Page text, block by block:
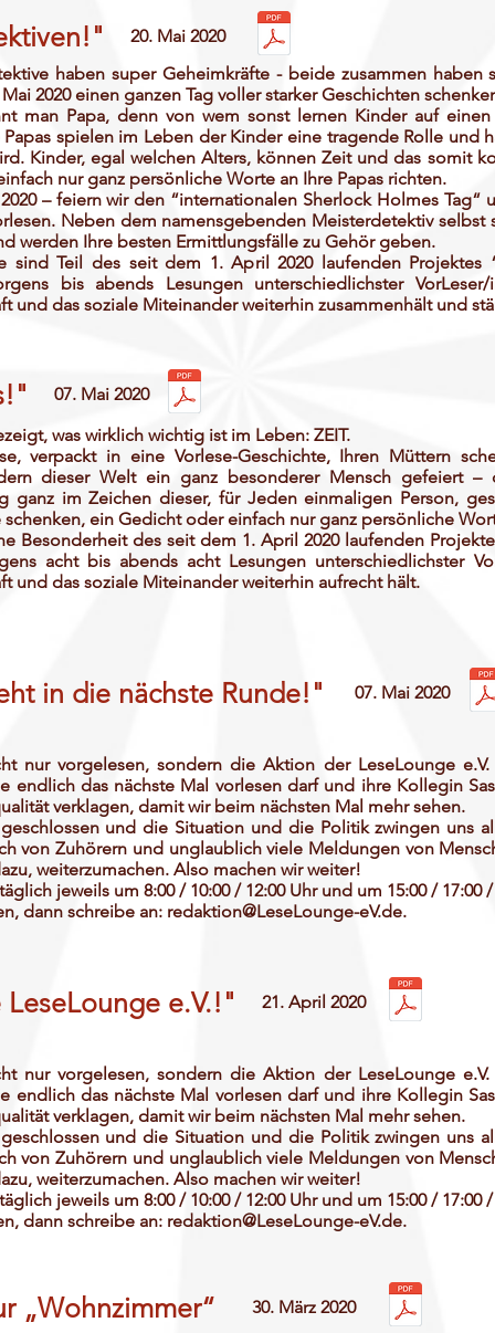
20. Mai 2020
haben super Geheimkräfte - beide zusammen haben
2020 einen ganzen Tag voller starker Geschichten
man Papa, denn von wem sonst lernen Kinder auf
spielen im Leben der Kinder eine tragende Rolle und
Kinder, egal welchen Alters, können Zeit und das somit
nur ganz persönliche Worte an Ihre Papas richten.
– feiern wir den “internationalen Sherlock Holmes Tag“
Neben dem namensgebenden Meisterdetektiv selbst
werden Ihre besten Ermittlungsfälle zu Gehör geben.
sind Teil des seit dem 1. April 2020 laufenden
bis abends Lesungen unterschiedlichster
und das soziale Miteinander weiterhin zusammenhält und
07. Mai 2020
was wirklich wichtig ist im Leben: ZEIT.
verpackt in eine Vorlese-Geschichte, Ihren Müttern
dieser Welt ein ganz besonderer Mensch gefeiert
ganz im Zeichen dieser, für Jeden einmaligen Person,
ein Gedicht oder einfach nur ganz persönliche
Besonderheit des seit dem 1. April 2020 laufenden
acht bis abends acht Lesungen unterschiedlichster
und das soziale Miteinander weiterhin aufrecht hält.
in die nächste Runde!" 07. Mai 2020
nur vorgelesen, sondern die Aktion der LeseLounge
endlich das nächste Mal vorlesen darf und ihre Kollegin
verklagen, damit wir beim nächsten Mal mehr sehen.
und die Situation und die Politik zwingen uns
von Zuhörern und unglaublich viele Meldungen von
weiterzumachen. Also machen wir weiter!
jeweils um 8:00 / 10:00 / 12:00 Uhr und um 15:00 / 17:00
dann schreibe an: redaktion@LeseLounge-eV.de.
e.V.!" 21. April 2020
nur vorgelesen, sondern die Aktion der LeseLounge
endlich das nächste Mal vorlesen darf und ihre Kollegin
verklagen, damit wir beim nächsten Mal mehr sehen.
und die Situation und die Politik zwingen uns
von Zuhörern und unglaublich viele Meldungen von
weiterzumachen. Also machen wir weiter!
jeweils um 8:00 / 10:00 / 12:00 Uhr und um 15:00 / 17:00
dann schreibe an: redaktion@LeseLounge-eV.de.
„Wohnzimmer“
30. März 2020